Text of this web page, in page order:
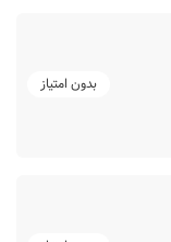
بدون امتیاز